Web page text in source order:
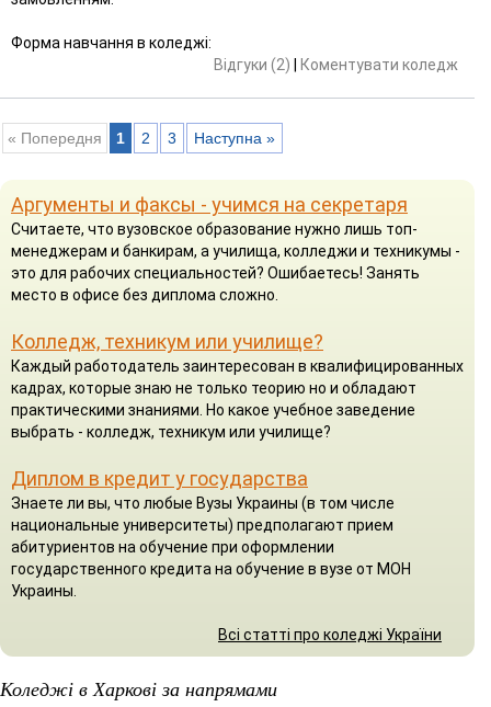
Форма навчання в коледжі:
Відгуки (2)
Коментувати коледж
« Попередня 1 2 3 Наступна »
Аргументы и факсы - учимся на секретаря
Считаете, что вузовское образование нужно лишь топ-
менеджерам и банкирам, а училища, колледжи и техникумы -
это для рабочих специальностей? Ошибаетесь! Занять
место в офисе без диплома сложно.
Колледж, техникум или училище?
Каждый работодатель заинтересован в квалифицированных
кадрах, которые знаю не только теорию но и обладают
практическими знаниями. Но какое учебное заведение
выбрать - колледж, техникум или училище?
Диплом в кредит у государства
Знаете ли вы, что любые Вузы Украины (в том числе
национальные университеты) предполагают прием
абитуриентов на обучение при оформлении
государственного кредита на обучение в вузе от МОН
Украины.
Всі статті про коледжі України
Коледжі в Харкові за напрямами